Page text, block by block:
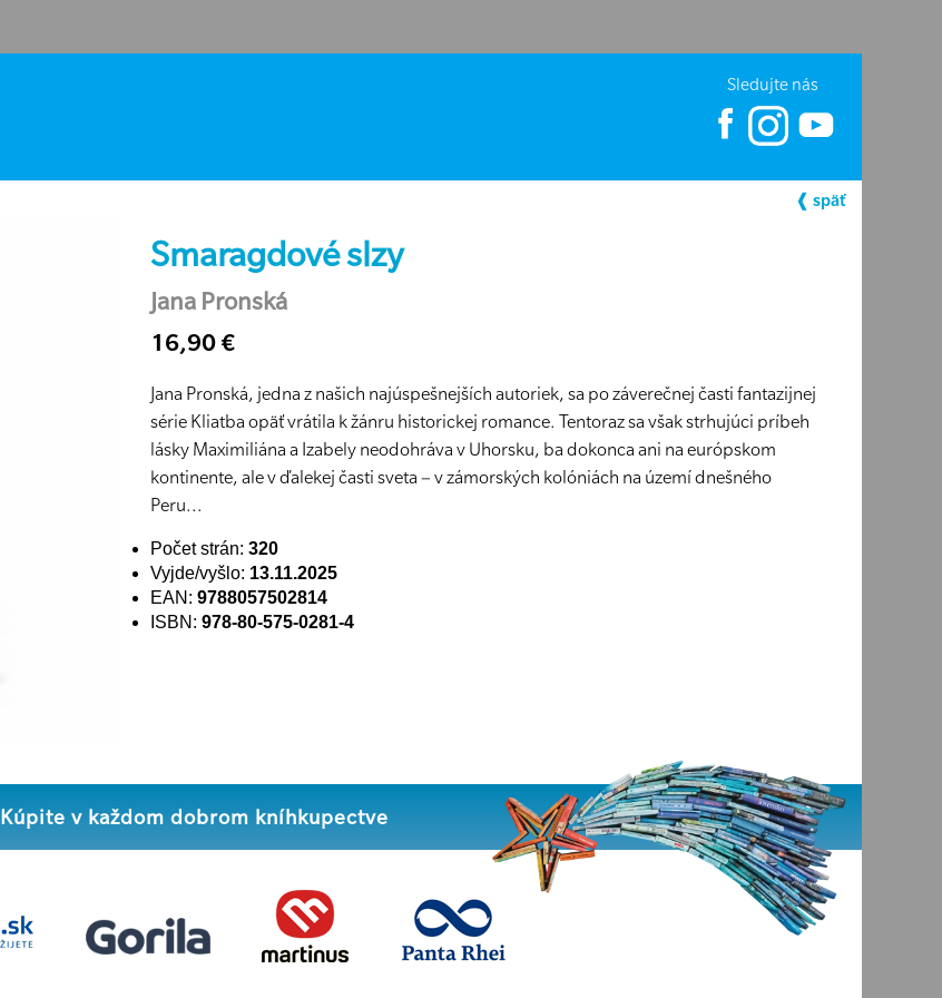
Sledujte nás
Smaragdové slzy
Jana Pronská
16,90 €
Jana Pronská, jedna z našich najúspešnejších autoriek, sa po záverečnej časti fantazijnej
série Kliatba opäť vrátila k žánru historickej romance. Tentoraz sa však strhujúci príbeh
lásky Maximiliána a Izabely neodohráva v Uhorsku, ba dokonca ani na európskom
kontinente, ale v ďalekej časti sveta – v zámorských kolóniách na území dnešného
Peru...
Počet strán: 320
Vyjde/vyšlo: 13.11.2025
EAN: 9788057502814
ISBN: 978-80-575-0281-4
❰ späť
Kúpite v každom dobrom kníhkupectve